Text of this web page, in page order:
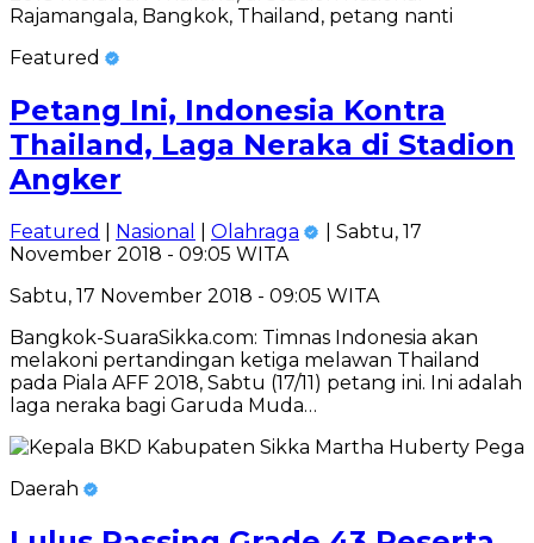
Featured
Petang Ini, Indonesia Kontra
Thailand, Laga Neraka di Stadion
Angker
Featured Nasional Olahraga
| Sabtu, 17
November 2018 - 09:05 WITA
Sabtu, 17 November 2018 - 09:05 WITA
Bangkok-SuaraSikka.com: Timnas Indonesia akan
melakoni pertandingan ketiga melawan Thailand
pada Piala AFF 2018, Sabtu (17/11) petang ini. Ini adalah
laga neraka bagi Garuda Muda…
Daerah